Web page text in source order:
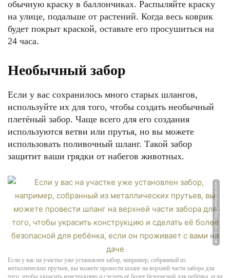
обычную краску в баллончиках. Распыляйте краску
на улице, подальше от растений. Когда весь коврик
будет покрыт краской, оставьте его просушиться на
24 часа.
Необычный забор
Если у вас сохранилось много старых шлангов,
используйте их для того, чтобы создать необычный
плетёный забор. Чаще всего для его создания
используются ветви или прутья, но вы можете
использовать поливочный шланг. Такой забор
защитит ваши грядки от набегов животных.
ФОТО: cdn11.bigcommerce.com
Если у вас на участке уже установлен забор, например, собранный из
металлических прутьев, вы можете провести шланг на верхней части забора для
того, чтобы украсить конструкцию и сделать её более безопасной для ребёнка, если